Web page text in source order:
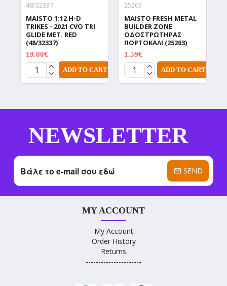
48/32337
MAISTO 1:12 H-D
TRIKES - 2021 CVO TRI
GLIDE MET. RED
(48/32337)
19.00€
ADD TO CART
25203
MAISTO FRESH METAL
BUILDER ZONE
ΟΔΟΣΤΡΩΤΗΡΑΣ
ΠΟΡΤΟΚΑΛΙ (25203)
1.59€
ADD TO CART
NEWSLETTER
SEND
MY ACCOUNT
My Account
Order History
Returns
----------------------